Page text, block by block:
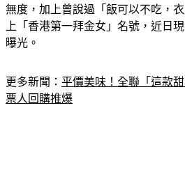
上「香港第一拜金女」名號，近日
曝光。
票人回購推爆